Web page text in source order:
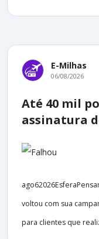
E-Milhas
06/08/2026
Até 40 mil
assinatura
voltou com sua
para clientes que